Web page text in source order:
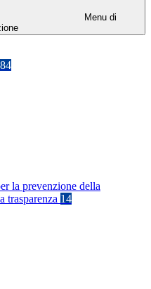
Menu di
la prevenzione della
trasparenza 14